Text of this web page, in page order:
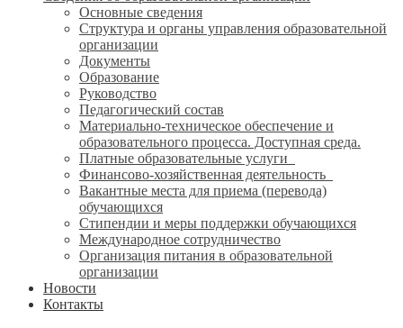
Основные сведения
Структура и органы управления образовательной
организации
Документы
Образование
Руководство
Педагогический состав
Материально-техническое обеспечение и
образовательного процесса. Доступная среда.
Платные образовательные услуги
Финансово-хозяйственная деятельность
Вакантные места для приема (перевода)
обучающихся
Стипендии и меры поддержки обучающихся
Международное сотрудничество
Организация питания в образовательной
организации
Новости
Контакты